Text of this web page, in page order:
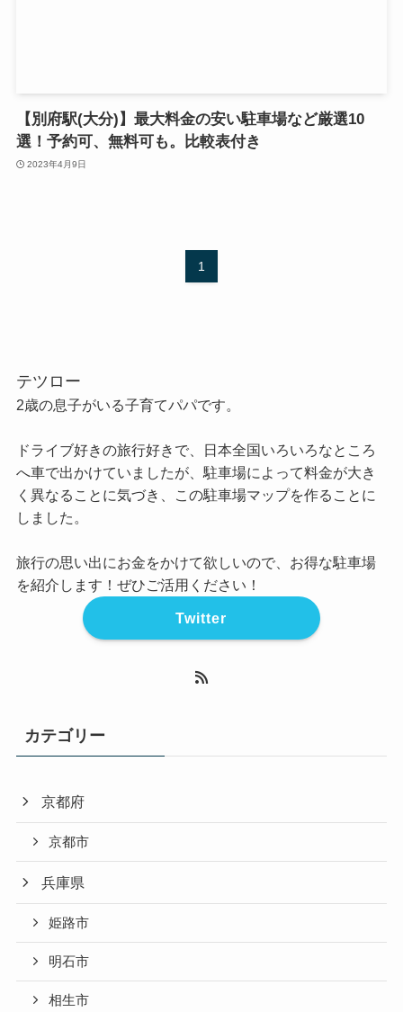
【別府駅(大分)】最大料金の安い駐車場など厳選10
選！予約可、無料可も。比較表付き
2023年4月9日
1
テツロー
2歳の息子がいる子育てパパです。
ドライブ好きの旅行好きで、日本全国いろいろなところ
へ車で出かけていましたが、駐車場によって料金が大き
く異なることに気づき、この駐車場マップを作ることに
しました。
旅行の思い出にお金をかけて欲しいので、お得な駐車場
を紹介します！ぜひご活用ください！
Twitter
カテゴリー
京都府
京都市
兵庫県
姫路市
明石市
相生市